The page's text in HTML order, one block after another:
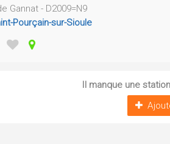
Gannat - D2009=N9
Pourçain-sur-Sioule
Il manque une